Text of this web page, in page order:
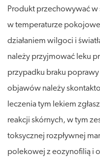
Produkt przechowywać
w temperaturze
działaniem wilgoci i
należy przyjmować leku
przypadku braku
objawów należy
leczenia tym lekiem
reakcji skórnych, w tym
toksycznej rozpływnej
polekowej z eozynofilią i